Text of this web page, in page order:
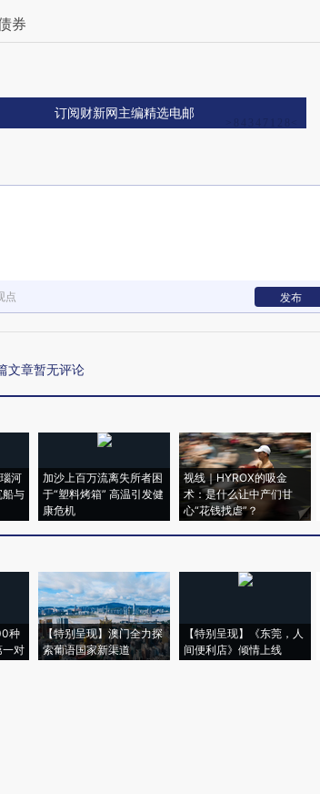
券
订阅财新网主编精选电邮
点 发布
文章暂无评论
河
船与
加沙上百万流离失所者困
于“塑料烤箱” 高温引发健
康危机
视线｜HYROX的吸金
术：是什么让中产们甘
心“花钱找虐”？
种
一对
【特别呈现】澳门全力探
索葡语国家新渠道
【特别呈现】《东莞，人
间便利店》倾情上线